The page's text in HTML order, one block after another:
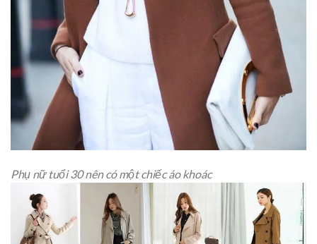
Phụ nữ tuổi 30 nên có một chiếc áo khoác